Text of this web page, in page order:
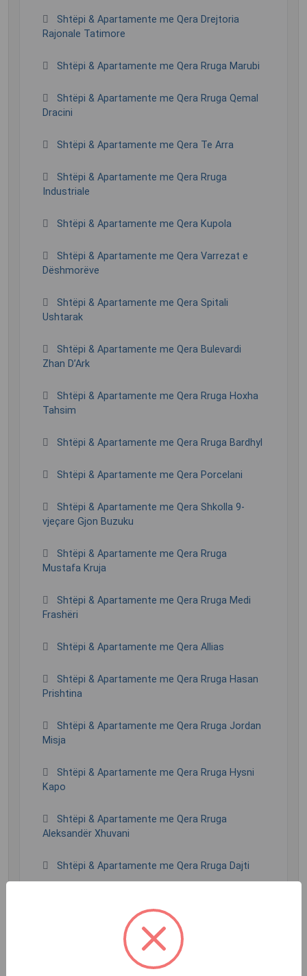
Shtëpi & Apartamente me Qera Drejtoria
Rajonale Tatimore
Shtëpi & Apartamente me Qera Rruga Marubi
Shtëpi & Apartamente me Qera Rruga Qemal
Dracini
Shtëpi & Apartamente me Qera Te Arra
Shtëpi & Apartamente me Qera Rruga
Industriale
Shtëpi & Apartamente me Qera Kupola
Shtëpi & Apartamente me Qera Varrezat e
Dëshmorëve
Shtëpi & Apartamente me Qera Spitali
Ushtarak
Shtëpi & Apartamente me Qera Bulevardi
Zhan D’Ark
Shtëpi & Apartamente me Qera Rruga Hoxha
Tahsim
Shtëpi & Apartamente me Qera Rruga Bardhyl
Shtëpi & Apartamente me Qera Porcelani
Shtëpi & Apartamente me Qera Shkolla 9-
vjeçare Gjon Buzuku
Shtëpi & Apartamente me Qera Rruga
Mustafa Kruja
Shtëpi & Apartamente me Qera Rruga Medi
Frashëri
Shtëpi & Apartamente me Qera Allias
Shtëpi & Apartamente me Qera Rruga Hasan
Prishtina
Shtëpi & Apartamente me Qera Rruga Jordan
Misja
Shtëpi & Apartamente me Qera Rruga Hysni
Kapo
Shtëpi & Apartamente me Qera Rruga
Aleksandër Xhuvani
Shtëpi & Apartamente me Qera Rruga Dajti
Shtëpi & Apartamente me Qera Rruga Ndre